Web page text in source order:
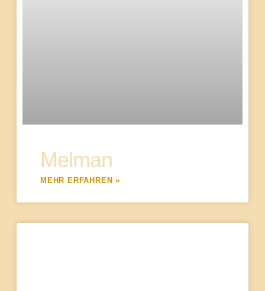
Melman
MEHR ERFAHREN »